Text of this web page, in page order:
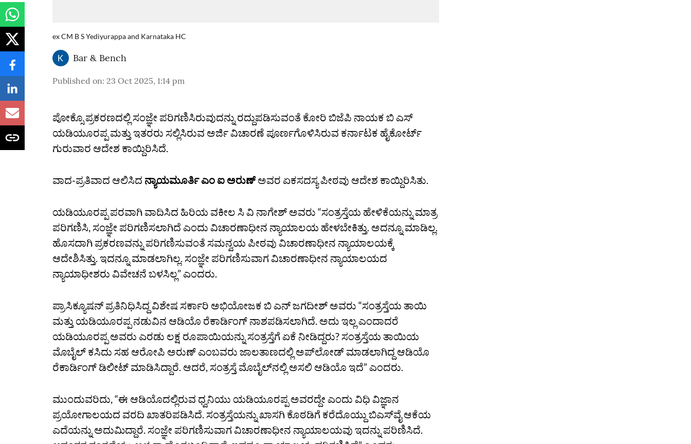
ex CM B S Yediyurappa and Karnataka HC
Bar & Bench
Published on: 23 Oct 2025, 1:14 pm
ಪೋಕ್ಸೊ ಪ್ರಕರಣದಲ್ಲಿ ಸಂಜ್ಞೇ ಪರಿಗಣಿಸಿರುವುದನ್ನು ರದ್ದುಪಡಿಸುವಂತೆ ಕೋರಿ ಬಿಜೆಪಿ ನಾಯಕ ಬಿ ಎಸ್‌
ಯಡಿಯೂರಪ್ಪ ಮತ್ತು ಇತರರು ಸಲ್ಲಿಸಿರುವ ಅರ್ಜಿ ವಿಚಾರಣೆ ಪೂರ್ಣಗೊಳಿಸಿರುವ ಕರ್ನಾಟಕ ಹೈಕೋರ್ಟ್‌
ಗುರುವಾರ ಆದೇಶ ಕಾಯ್ದಿರಿಸಿದೆ.
ವಾದ-ಪ್ರತಿವಾದ ಆಲಿಸಿದ ನ್ಯಾಯಮೂರ್ತಿ ಎಂ ಐ ಅರುಣ್‌ಅವರ ಏಕಸದಸ್ಯ ಪೀಠವು ಆದೇಶ ಕಾಯ್ದಿರಿಸಿತು.
ಯಡಿಯೂರಪ್ಪ ಪರವಾಗಿ ವಾದಿಸಿದ ಹಿರಿಯ ವಕೀಲ ಸಿ ವಿ ನಾಗೇಶ್‌ ಅವರು “ಸಂತ್ರಸ್ತೆಯ ಹೇಳಿಕೆಯನ್ನು ಮಾತ್ರ
ಪರಿಗಣಿಸಿ, ಸಂಜ್ಞೇ ಪರಿಗಣಿಸಲಾಗಿದೆ ಎಂದು ವಿಚಾರಣಾಧೀನ ನ್ಯಾಯಾಲಯ ಹೇಳಬೇಕಿತ್ತು. ಅದನ್ನೂ ಮಾಡಿಲ್ಲ.
ಹೊಸದಾಗಿ ಪ್ರಕರಣವನ್ನು ಪರಿಗಣಿಸುವಂತೆ ಸಮನ್ವಯ ಪೀಠವು ವಿಚಾರಣಾಧೀನ ನ್ಯಾಯಾಲಯಕ್ಕೆ
ಆದೇಶಿಸಿತ್ತು. ಇದನ್ನೂ ಮಾಡಲಾಗಿಲ್ಲ. ಸಂಜ್ಞೇ ಪರಿಗಣಿಸುವಾಗ ವಿಚಾರಣಾಧೀನ ನ್ಯಾಯಾಲಯದ
ನ್ಯಾಯಾಧೀಶರು ವಿವೇಚನೆ ಬಳಸಿಲ್ಲ” ಎಂದರು.
ಪ್ರಾಸಿಕ್ಯೂಷನ್‌ ಪ್ರತಿನಿಧಿಸಿದ್ದ ವಿಶೇಷ ಸರ್ಕಾರಿ ಅಭಿಯೋಜಕ ಬಿ ಎನ್‌ ಜಗದೀಶ್‌ ಅವರು “ಸಂತ್ರಸ್ತೆಯ ತಾಯಿ
ಮತ್ತು ಯಡಿಯೂರಪ್ಪ ನಡುವಿನ ಆಡಿಯೊ ರೆಕಾರ್ಡಿಂಗ್‌ ನಾಶಪಡಿಸಲಾಗಿದೆ. ಅದು ಇಲ್ಲ ಎಂದಾದರೆ
ಯಡಿಯೂರಪ್ಪ ಅವರು ಎರಡು ಲಕ್ಷ ರೂಪಾಯಿಯನ್ನು ಸಂತ್ರಸ್ತೆಗೆ ಏಕೆ ನೀಡಿದ್ದರು? ಸಂತ್ರಸ್ತೆಯ ತಾಯಿಯ
ಮೊಬೈಲ್‌ ಕಸಿದು ಸಹ ಆರೋಪಿ ಅರುಣ್‌ ಎಂಬವರು ಜಾಲತಾಣದಲ್ಲಿ ಅಪ್‌ಲೋಡ್‌ ಮಾಡಲಾಗಿದ್ದ ಆಡಿಯೊ
ರೆಕಾರ್ಡಿಂಗ್‌ ಡಿಲೀಟ್‌ ಮಾಡಿಸಿದ್ದಾರೆ. ಆದರೆ, ಸಂತ್ರಸ್ತೆ ಮೊಬೈಲ್‌ನಲ್ಲಿ ಅಸಲಿ ಆಡಿಯೊ ಇದೆ” ಎಂದರು.
ಮುಂದುವರಿದು, “ಈ ಆಡಿಯೊದಲ್ಲಿರುವ ಧ್ವನಿಯು ಯಡಿಯೂರಪ್ಪ ಅವರದ್ದೇ ಎಂದು ವಿಧಿ ವಿಜ್ಞಾನ
ಪ್ರಯೋಗಾಲಯದ ವರದಿ ಖಾತರಿಪಡಿಸಿದೆ. ಸಂತ್ರಸ್ತೆಯನ್ನು ಖಾಸಗಿ ಕೊಠಡಿಗೆ ಕರೆದೊಯ್ದು ಬಿಎಸ್‌ವೈ ಆಕೆಯ
ಎದೆಯನ್ನು ಅದುಮಿದ್ದಾರೆ. ಸಂಜ್ಞೇ ಪರಿಗಣಿಸುವಾಗ ವಿಚಾರಣಾಧೀನ ನ್ಯಾಯಾಲಯವು ಇದನ್ನು ಪರಿಣಿಸಿದೆ.